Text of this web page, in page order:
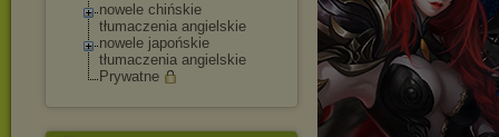
nowele chińskie
tłumaczenia angielskie
nowele japońskie
tłumaczenia angielskie
Prywatne